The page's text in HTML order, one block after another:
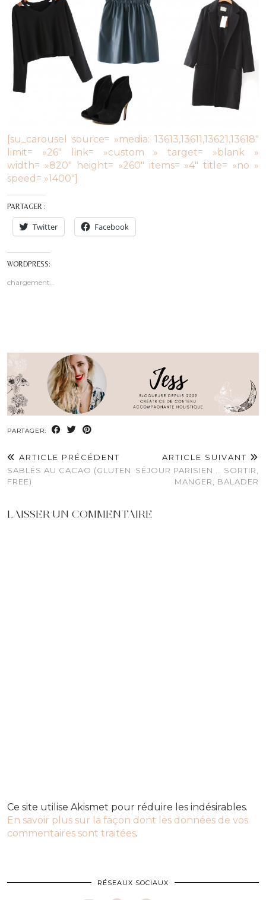
[su_carousel source= »media: 13613,13611,13621,13618″
limit= »26″ link= »custom » target= »blank »
width= »820″ height= »260″ items= »4″ title= »no »
speed= »1400″]
PARTAGER :
Twitter Facebook
WORDPRESS:
chargement…
PARTAGER:
ARTICLE PRÉCÉDENT
SABLÉS AU CACAO (GLUTEN
FREE)
ARTICLE SUIVANT
SÉJOUR PARISIEN … SORTIR,
MANGER, BALADER
LAISSER UN COMMENTAIRE
Ce site utilise Akismet pour réduire les indésirables.
En savoir plus sur la façon dont les données de vos
commentaires sont traitées.
RÉSEAUX SOCIAUX